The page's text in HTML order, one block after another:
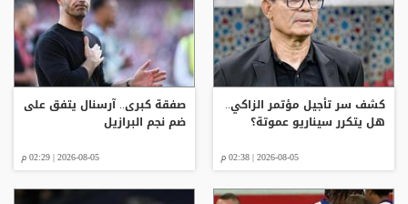
كشف سر تأجيل مؤتمر الزاكي..
هل يتكرر سيناريو عموتة؟
2026-08-05 | 02:38 م
صفقة كبرى.. آرسنال يتفق على
ضم نجم البرازيل
2026-08-05 | 02:29 م